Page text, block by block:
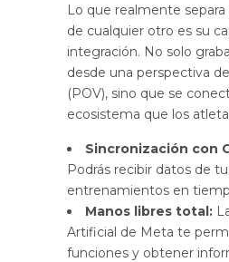
Lo que realmente
de cualquier otro es su
integración. No solo
desde una perspectiva
(POV), sino que se
ecosistema que los
Sincronización con
Podrás recibir datos de
entrenamientos en
Manos libres total:
Artificial de Meta te
funciones y obtener